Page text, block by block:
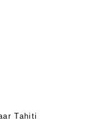
Tahiti